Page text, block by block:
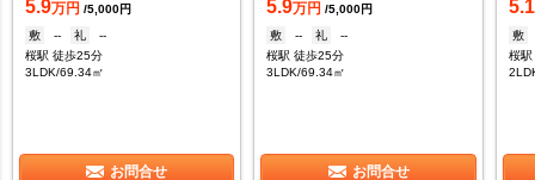
5.9万円 /5,000円
敷
-- 礼
--
桜駅 徒歩25分
3LDK/69.34㎡
お問合せ
5.9万円 /5,000円
敷
-- 礼
--
桜駅 徒歩25分
3LDK/69.34㎡
お問合せ
5.1
敷
桜